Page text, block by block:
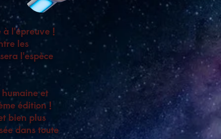
à l'épreuve !
les
l'espèce
et
édition !
bien plus
dans toute